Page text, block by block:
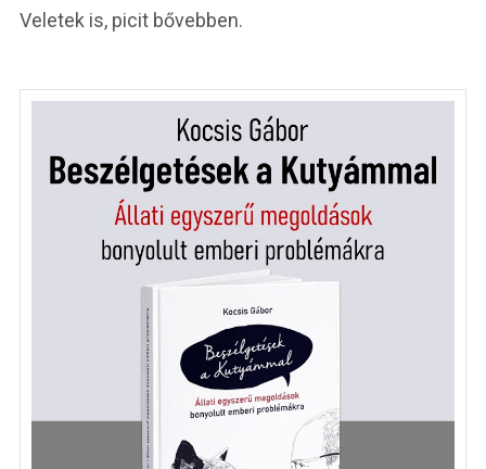
Veletek is, picit bővebben.